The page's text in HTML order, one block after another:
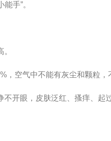
”。
空气中不能有灰尘和颗粒，
开眼，皮肤泛红、搔痒